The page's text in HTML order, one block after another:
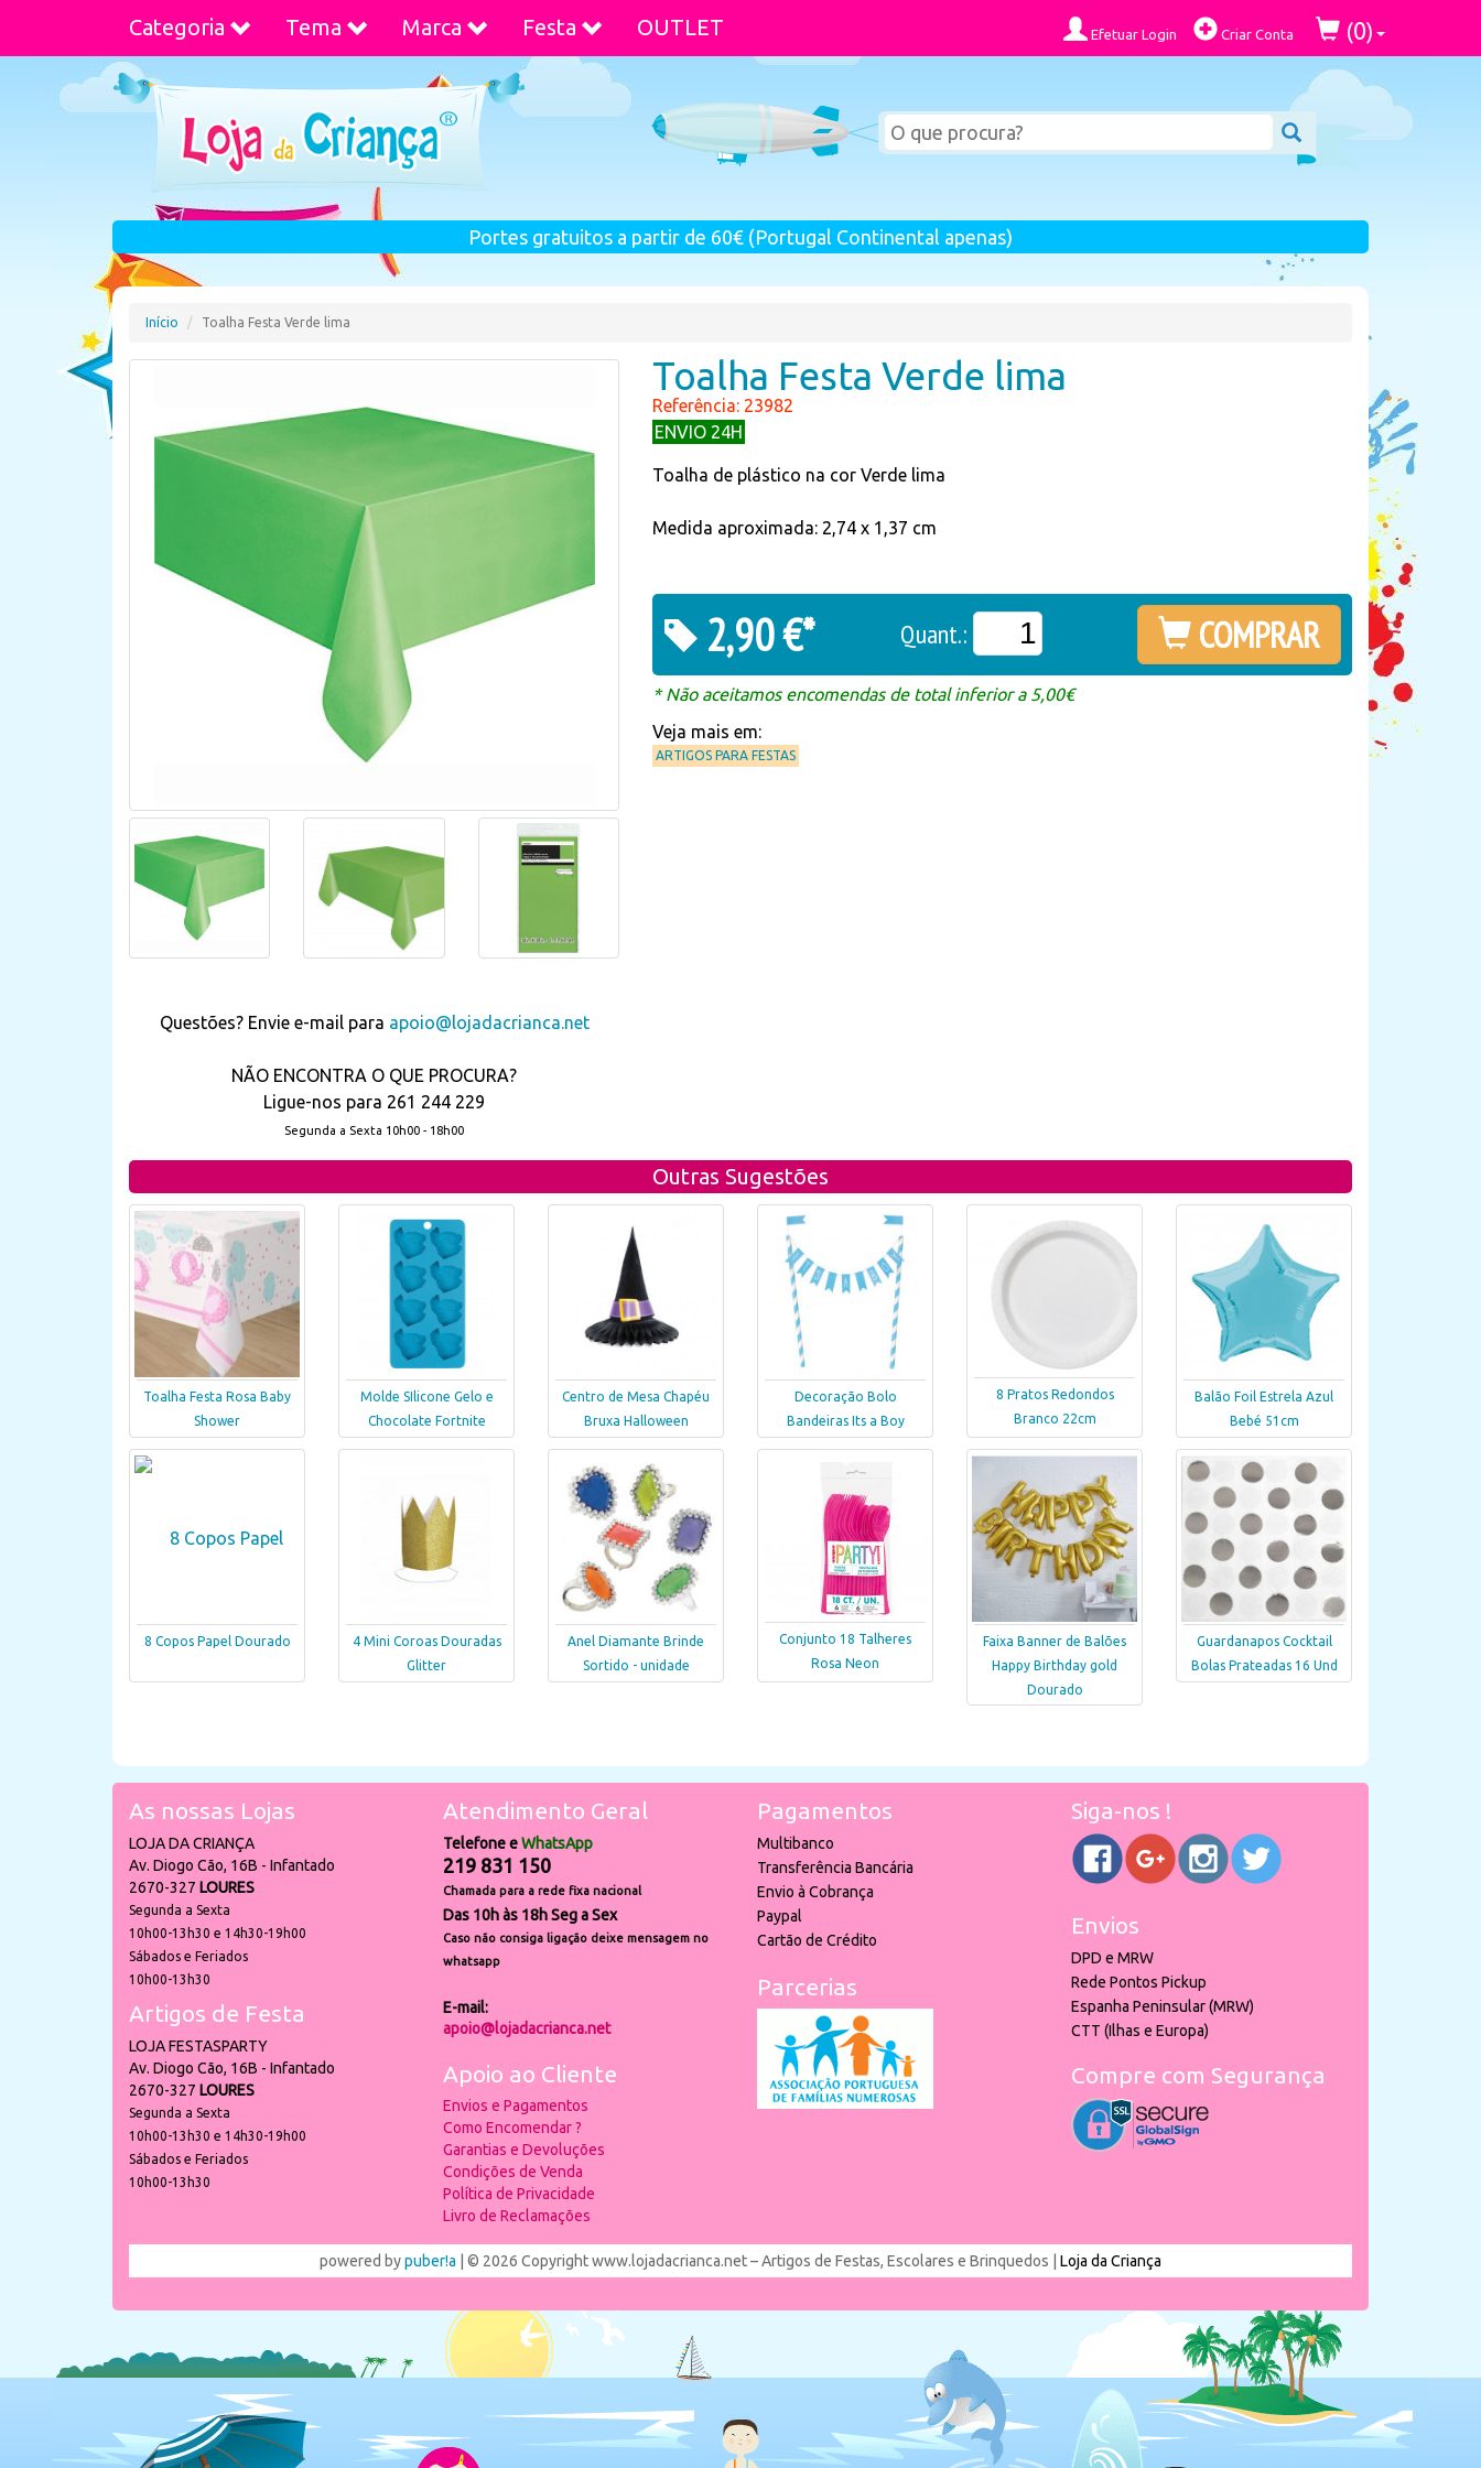
Categoria Tema Marca Festa OUTLET Efetuar Login Criar Conta (0)
Portes gratuitos a partir de 60€ (Portugal Continental apenas)
Início Toalha Festa Verde lima
Questões? Envie e-mail para apoio@lojadacrianca.net
NÃO ENCONTRA O QUE PROCURA?
Ligue-nos para 261 244 229
Segunda a Sexta 10h00 - 18h00
Toalha Festa Verde lima
Referência: 23982
ENVIO 24H
Toalha de plástico na cor Verde lima
Medida aproximada: 2,74 x 1,37 cm
2,90 €* Quant.: COMPRAR
* Não aceitamos encomendas de total inferior a 5,00€
Veja mais em:
ARTIGOS PARA FESTAS
Outras Sugestões
Toalha Festa Rosa Baby
Shower
Molde SIlicone Gelo e
Chocolate Fortnite
Centro de Mesa Chapéu
Bruxa Halloween
Decoração Bolo
Bandeiras Its a Boy
8 Pratos Redondos
Branco 22cm
Balão Foil Estrela Azul
Bebé 51cm
8 Copos Papel Dourado
4 Mini Coroas Douradas
Glitter
Anel Diamante Brinde
Sortido - unidade
Conjunto 18 Talheres
Rosa Neon
Faixa Banner de Balões
Happy Birthday gold
Dourado
Guardanapos Cocktail
Bolas Prateadas 16 Und
As nossas Lojas
LOJA DA CRIANÇA
Av. Diogo Cão, 16B - Infantado
2670-327 LOURES
Segunda a Sexta
10h00-13h30 e 14h30-19h00
Sábados e Feriados
10h00-13h30
Artigos de Festa
LOJA FESTASPARTY
Av. Diogo Cão, 16B - Infantado
2670-327 LOURES
Segunda a Sexta
10h00-13h30 e 14h30-19h00
Sábados e Feriados
10h00-13h30
Atendimento Geral
Telefone eWhatsApp
219 831 150
Chamada para a rede fixa nacional
Das 10h às 18h Seg a Sex
Caso não consiga ligação deixe mensagem no
whatsapp
E-mail:
apoio@lojadacrianca.net
Apoio ao Cliente
Envios e Pagamentos
Como Encomendar ?
Garantias e Devoluções
Condições de Venda
Política de Privacidade
Livro de Reclamações
Pagamentos
Multibanco
Transferência Bancária
Envio à Cobrança
Paypal
Cartão de Crédito
Parcerias
Siga-nos !
Envios
DPD e MRW
Rede Pontos Pickup
Espanha Peninsular (MRW)
CTT (Ilhas e Europa)
Compre com Segurança
powered bypuber!a | © 2026 Copyright www.lojadacrianca.net – Artigos de Festas, Escolares e Brinquedos | Loja da Criança